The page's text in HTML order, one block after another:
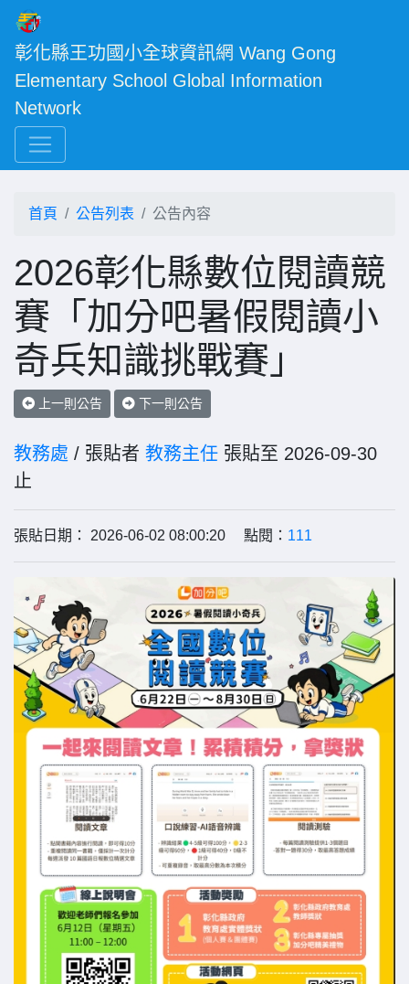
彰化縣王功國小全球資訊網 Wang Gong
Elementary School Global Information
Network
首頁 公告列表 公告內容
2026彰化縣數位閱讀競
賽「加分吧暑假閱讀小
奇兵知識挑戰賽」
上一則公告 下一則公告
教務處 / 張貼者 教務主任 張貼至 2026-09-30
止
張貼日期： 2026-06-02 08:00:20 點閱： 111